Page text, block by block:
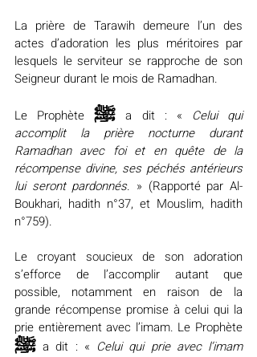
La prière de Tarawih demeure l’un des
actes d’adoration les plus méritoires par
lesquels le serviteur se rapproche de son
Seigneur durant le mois de Ramadhan.
Le Prophète ﷺ a dit : « Celui qui
accomplit la prière nocturne durant
Ramadhan avec foi et en quête de la
récompense divine, ses péchés antérieurs
lui seront pardonnés. » (Rapporté par Al-
Boukhari, hadith n°37, et Mouslim, hadith
n°759).
Le croyant soucieux de son adoration
s’efforce de l’accomplir autant que
possible, notamment en raison de la
grande récompense promise à celui qui la
ﷺ a dit : « Celui qui prie avec l’imam